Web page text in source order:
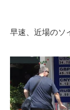
早速、近場のソ